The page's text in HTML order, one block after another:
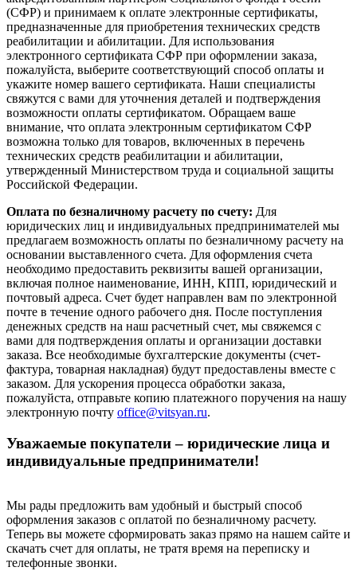
(СФР) и принимаем к оплате электронные сертификаты,
предназначенные для приобретения технических средств
реабилитации и абилитации. Для использования
электронного сертификата СФР при оформлении заказа,
пожалуйста, выберите соответствующий способ оплаты и
укажите номер вашего сертификата. Наши специалисты
свяжутся с вами для уточнения деталей и подтверждения
возможности оплаты сертификатом. Обращаем ваше
внимание, что оплата электронным сертификатом СФР
возможна только для товаров, включенных в перечень
технических средств реабилитации и абилитации,
утвержденный Министерством труда и социальной защиты
Российской Федерации.
Оплата по безналичному расчету по счету: Для
юридических лиц и индивидуальных предпринимателей мы
предлагаем возможность оплаты по безналичному расчету на
основании выставленного счета. Для оформления счета
необходимо предоставить реквизиты вашей организации,
включая полное наименование, ИНН, КПП, юридический и
почтовый адреса. Счет будет направлен вам по электронной
почте в течение одного рабочего дня. После поступления
денежных средств на наш расчетный счет, мы свяжемся с
вами для подтверждения оплаты и организации доставки
заказа. Все необходимые бухгалтерские документы (счет-
фактура, товарная накладная) будут предоставлены вместе с
заказом. Для ускорения процесса обработки заказа,
пожалуйста, отправьте копию платежного поручения на нашу
электронную почту office@vitsyan.ru.
Уважаемые покупатели – юридические лица и
индивидуальные предприниматели!
Мы рады предложить вам удобный и быстрый способ
оформления заказов с оплатой по безналичному расчету.
Теперь вы можете сформировать заказ прямо на нашем сайте и
скачать счет для оплаты, не тратя время на переписку и
телефонные звонки.